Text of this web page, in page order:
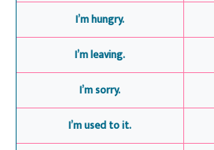
I’m hungry.
I’m leaving.
I’m sorry.
I’m used to it.